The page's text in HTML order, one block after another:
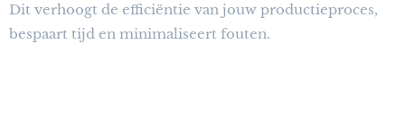
Dit verhoogt de efficiëntie van jouw productieproces,
bespaart tijd en minimaliseert fouten.